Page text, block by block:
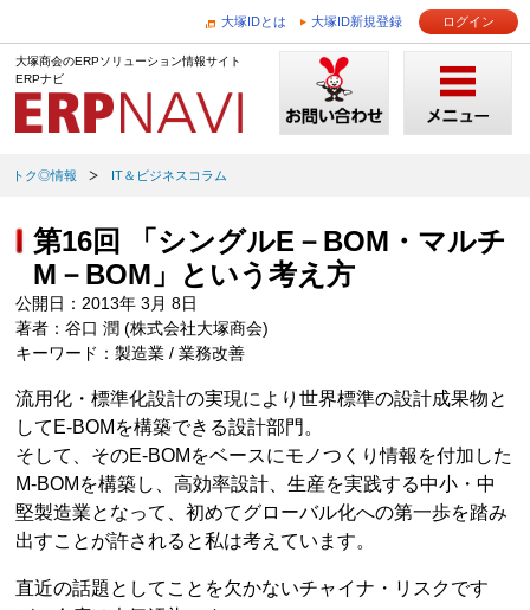
大塚IDとは 大塚ID新規登録 ログイン
大塚商会のERPソリューション情報サイト
ERPナビ
トク◎情報 IT＆ビジネスコラム
第16回 「シングルE－BOM・マルチ
M－BOM」という考え方
公開日：2013年 3月 8日
著者：谷口 潤 (株式会社大塚商会)
キーワード：製造業 / 業務改善
流用化・標準化設計の実現により世界標準の設計成果物と
してE-BOMを構築できる設計部門。
そして、そのE-BOMをベースにモノつくり情報を付加した
M-BOMを構築し、高効率設計、生産を実践する中小・中
堅製造業となって、初めてグローバル化への第一歩を踏み
出すことが許されると私は考えています。
直近の話題としてことを欠かないチャイナ・リスクです